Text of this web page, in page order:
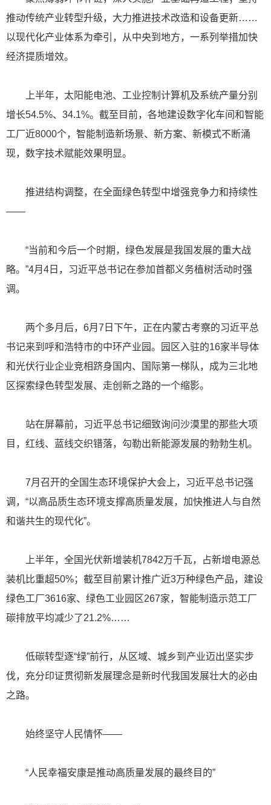
推动传统产业转型升级，大力推进技术改造和设备更新……
以现代化产业体系为牵引，从中央到地方，一系列举措加快
经济提质增效。
上半年，太阳能电池、工业控制计算机及系统产量分别
增长54.5%、34.1%。截至目前，各地建设数字化车间和智能
工厂近8000个，智能制造新场景、新方案、新模式不断涌
现，数字技术赋能效果明显。
推进结构调整，在全面绿色转型中增强竞争力和持续性
——
“当前和今后一个时期，绿色发展是我国发展的重大战
略。”4月4日，习近平总书记在参加首都义务植树活动时强
调。
两个多月后，6月7日下午，正在内蒙古考察的习近平总
书记来到呼和浩特市的中环产业园。园区入驻的16家半导体
和光伏行业企业竞相跻身国内、国际第一梯队，成为三北地
区探索绿色转型发展、走创新之路的一个缩影。
站在屏幕前，习近平总书记细致询问沙漠里的那些大项
目，红线、蓝线交织错落，勾勒出新能源发展的勃勃生机。
7月召开的全国生态环境保护大会上，习近平总书记强
调，“以高品质生态环境支撑高质量发展，加快推进人与自然
和谐共生的现代化”。
上半年，全国光伏新增装机7842万千瓦，占新增电源总
装机比重超50%；截至目前累计推广近3万种绿色产品，建设
绿色工厂3616家、绿色工业园区267家，智能制造示范工厂
碳排放平均减少了21.2%……
低碳转型逐“绿”前行，从区域、城乡到产业迈出坚实步
伐，充分印证贯彻新发展理念是新时代我国发展壮大的必由
之路。
始终坚守人民情怀——
“人民幸福安康是推动高质量发展的最终目的”